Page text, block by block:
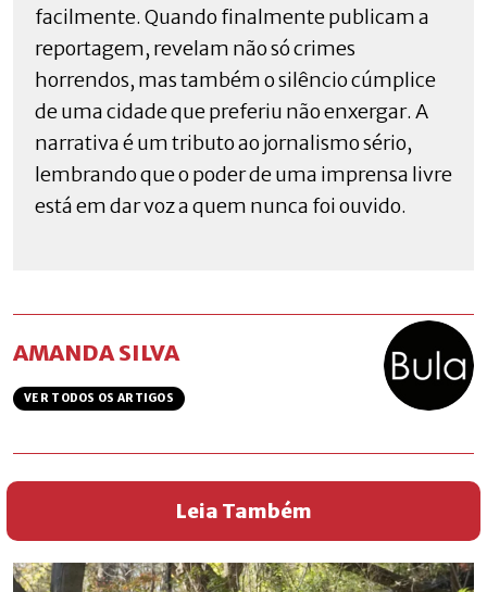
facilmente. Quando finalmente publicam a
reportagem, revelam não só crimes
horrendos, mas também o silêncio cúmplice
de uma cidade que preferiu não enxergar. A
narrativa é um tributo ao jornalismo sério,
lembrando que o poder de uma imprensa livre
está em dar voz a quem nunca foi ouvido.
AMANDA SILVA
VER TODOS OS ARTIGOS
Leia Também